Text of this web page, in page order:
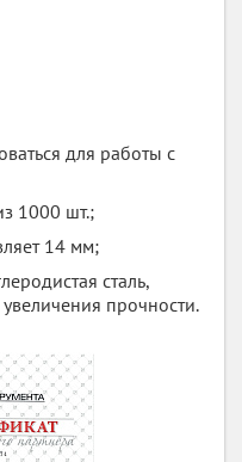
для работы с
1000 шт.;
14 мм;
сталь,
прочности.